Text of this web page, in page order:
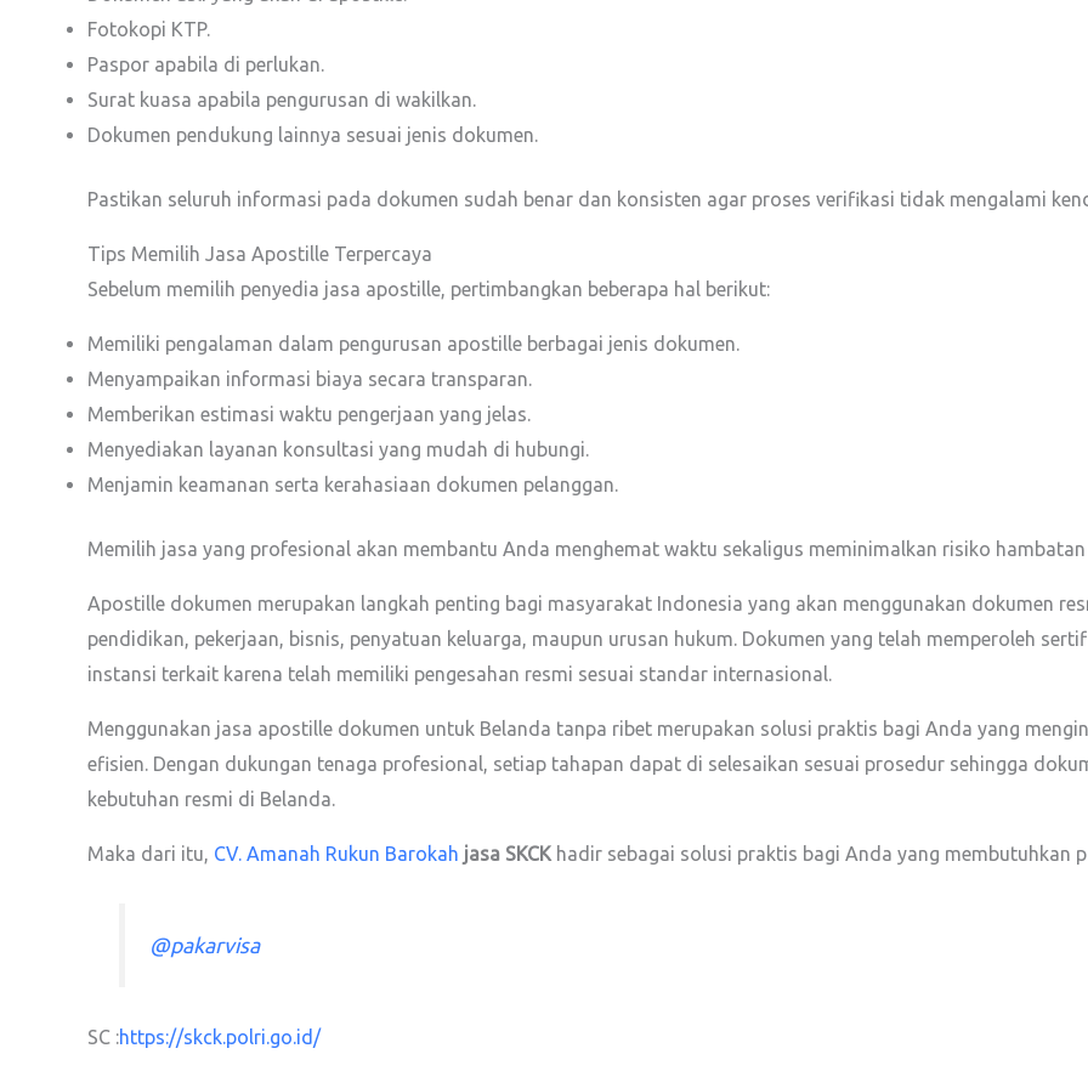
Fotokopi KTP.
Paspor apabila di perlukan.
Surat kuasa apabila pengurusan di wakilkan.
Dokumen pendukung lainnya sesuai jenis dokumen.
Pastikan seluruh informasi pada dokumen sudah benar dan konsisten agar proses verifikasi tidak mengalami
Tips Memilih Jasa Apostille Terpercaya
Sebelum memilih penyedia jasa apostille, pertimbangkan beberapa hal berikut:
Memiliki pengalaman dalam pengurusan apostille berbagai jenis dokumen.
Menyampaikan informasi biaya secara transparan.
Memberikan estimasi waktu pengerjaan yang jelas.
Menyediakan layanan konsultasi yang mudah di hubungi.
Menjamin keamanan serta kerahasiaan dokumen pelanggan.
Memilih jasa yang profesional akan membantu Anda menghemat waktu sekaligus meminimalkan risiko
Apostille dokumen merupakan langkah penting bagi masyarakat Indonesia yang akan menggunakan dokumen
pendidikan, pekerjaan, bisnis, penyatuan keluarga, maupun urusan hukum. Dokumen yang telah memperoleh
instansi terkait karena telah memiliki pengesahan resmi sesuai standar internasional.
Menggunakan jasa apostille dokumen untuk Belanda tanpa ribet merupakan solusi praktis bagi Anda yang
efisien. Dengan dukungan tenaga profesional, setiap tahapan dapat di selesaikan sesuai prosedur sehingga
kebutuhan resmi di Belanda.
Maka dari itu, CV. Amanah Rukun Barokah jasa SKCK hadir sebagai solusi praktis bagi Anda yang membutuhkan
@pakarvisa
SC :https://skck.polri.go.id/